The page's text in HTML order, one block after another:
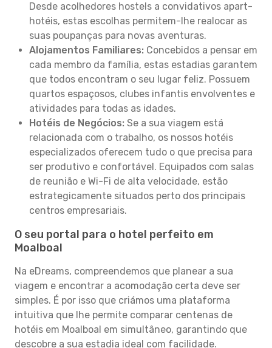
Desde acolhedores hostels a convidativos apart-
hotéis, estas escolhas permitem-lhe realocar as
suas poupanças para novas aventuras.
Alojamentos Familiares: Concebidos a pensar em
cada membro da família, estas estadias garantem
que todos encontram o seu lugar feliz. Possuem
quartos espaçosos, clubes infantis envolventes e
atividades para todas as idades.
Hotéis de Negócios: Se a sua viagem está
relacionada com o trabalho, os nossos hotéis
especializados oferecem tudo o que precisa para
ser produtivo e confortável. Equipados com salas
de reunião e Wi-Fi de alta velocidade, estão
estrategicamente situados perto dos principais
centros empresariais.
O seu portal para o hotel perfeito em
Moalboal
Na eDreams, compreendemos que planear a sua
viagem e encontrar a acomodação certa deve ser
simples. É por isso que criámos uma plataforma
intuitiva que lhe permite comparar centenas de
hotéis em Moalboal em simultâneo, garantindo que
descobre a sua estadia ideal com facilidade.